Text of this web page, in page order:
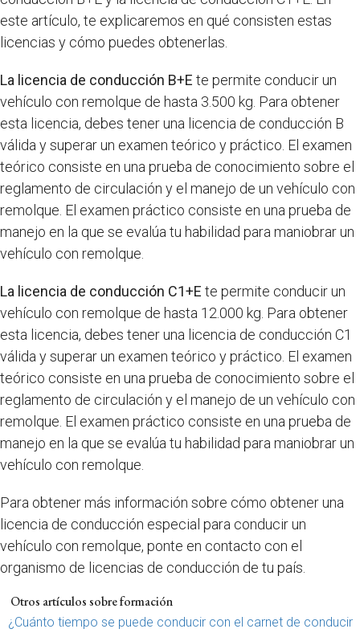
este artículo, te explicaremos en qué consisten estas
licencias y cómo puedes obtenerlas.
La licencia de conducción B+E te permite conducir un
vehículo con remolque de hasta 3.500 kg. Para obtener
esta licencia, debes tener una licencia de conducción B
válida y superar un examen teórico y práctico. El examen
teórico consiste en una prueba de conocimiento sobre el
reglamento de circulación y el manejo de un vehículo con
remolque. El examen práctico consiste en una prueba de
manejo en la que se evalúa tu habilidad para maniobrar un
vehículo con remolque.
La licencia de conducción C1+E te permite conducir un
vehículo con remolque de hasta 12.000 kg. Para obtener
esta licencia, debes tener una licencia de conducción C1
válida y superar un examen teórico y práctico. El examen
teórico consiste en una prueba de conocimiento sobre el
reglamento de circulación y el manejo de un vehículo con
remolque. El examen práctico consiste en una prueba de
manejo en la que se evalúa tu habilidad para maniobrar un
vehículo con remolque.
Para obtener más información sobre cómo obtener una
licencia de conducción especial para conducir un
vehículo con remolque, ponte en contacto con el
organismo de licencias de conducción de tu país.
Otros artículos sobre formación
¿Cuánto tiempo se puede conducir con el carnet de conducir